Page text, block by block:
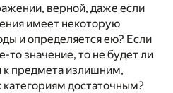
верной, даже если
имеет некоторую
и определяется ею? Если
то значение, то не будет ли
к предмета излишним,
достаточным?